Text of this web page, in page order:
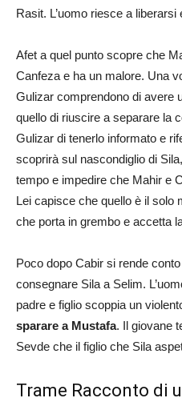
Rasit. L’uomo riesce a
Afet a quel punto scopre che
Canfeza e ha un malore. Una
Gulizar comprendono di avere
quello di riuscire a separare la
Gulizar di tenerlo informato e
scoprirà sul nascondiglio di
tempo e impedire che Mahir e
Lei capisce che quello è il solo
che porta in grembo e accetta
Poco dopo Cabir si rende
consegnare Sila a Selim.
padre e figlio scoppia un
sparare a Mustafa. Il giovane
Sevde che il figlio che Sila
Trame Racconto di